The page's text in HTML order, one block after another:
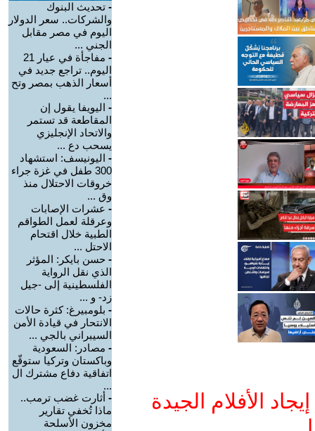
الأفلام الجيدة
- تحديث البنوك
والشركات.. سعر الدولار
اليوم في مصر مقابل
الجني ...
-
مفاجأة في عيار 21
اليوم.. تراجع جديد في
أسعار الذهب بمصر وتح
...
- اليويفا يقول إن
المقاطعة قد تستمر
والاتحاد الإنجليزي
يسحب دع ...
- اليونيسف: استشهاد
300 طفل في غزة جراء
خروقات الاحتلال منذ
وق ...
- عشرات الإصابات
وعرقلة لعمل الطواقم
الطبية خلال اقتحام
الاحتل ...
- حسن بايكر: المؤثر
الذي نقل الرواية
الفلسطينية إلى -جيل
زد- و ...
- بلومبيرغ: كثرة حالات
الانتحار في قيادة الأمن
السيبراني بالجي ...
- مصادر: السعودية
وباكستان وتركيا ستوقّع
اتفاقية دفاع مشترك ال
...
- أثارت غضب ترمب..
ماذا تُخفي تقارير
مخزون الأسلحة